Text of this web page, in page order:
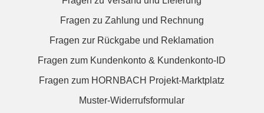
Fragen zu Zahlung und Rechnung
Fragen zur Rückgabe und Reklamation
Fragen zum Kundenkonto & Kundenkonto-ID
Fragen zum HORNBACH Projekt-Marktplatz
Muster-Widerrufsformular